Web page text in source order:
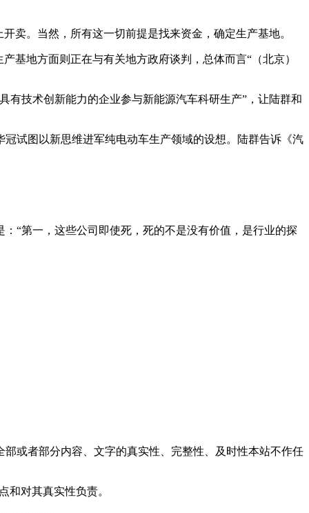
卖。当然，所有这一切前提是找来资金，确定生产基地。
基地方面则正在与有关地方政府谈判，总体而言“（北京）
有技术创新能力的企业参与新能源汽车科研生产”，让陆群和
试图以新思维进军纯电动车生产领域的设想。陆群告诉《汽
“第一，这些公司即使死，死的不是没有价值，是行业的探
或者部分内容、文字的真实性、完整性、及时性本站不作任
和对其真实性负责。